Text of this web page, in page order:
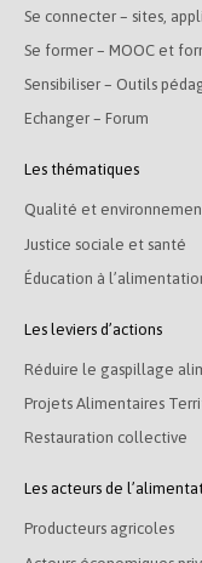
Se connecter – sites,
Se former – MOOC et
Sensibiliser – Outils
Echanger – Forum
Les thématiques
Qualité et
Justice sociale et santé
Éducation à
Les leviers d’actions
Réduire le gaspillage
Projets Alimentaires
Restauration collective
Les acteurs de
Producteurs agricoles